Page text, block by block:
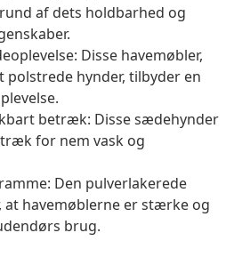
af dets holdbarhed og
Disse havemøbler,
polstrede hynder, tilbyder en
betræk: Disse sædehynder
for nem vask og
Den pulverlakerede
at havemøblerne er stærke og
brug.